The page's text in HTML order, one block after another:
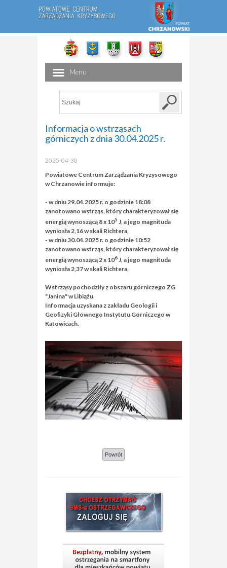
Menu
Informacja o wstrząsach
górniczych z dnia 30.04.2025 r.
2025-04-30
Powiatowe Centrum Zarządzania Kryzysowego
w Chrzanowie informuje:
- w dniu 29.04.2025 r. o godzinie 18:08
zanotowano wstrząs, który charakteryzował się
energią wynoszącą 8 x 105 J, a jego magnituda
wyniosła 2,16 w skali Richtera,
- w dniu 30.04.2025 r. o godzinie 10:52
zanotowano wstrząs, który charakteryzował się
energią wynoszącą 2 x 106J, a jego magnituda
wyniosła 2,37 w skali Richtera,
Wstrząsy pochodziły z obszaru górniczego ZG
"Janina" w Libiążu.
Informacja uzyskana z zakładu Geologii i
Geofizyki Głównego Instytutu Górniczego w
Katowicach.